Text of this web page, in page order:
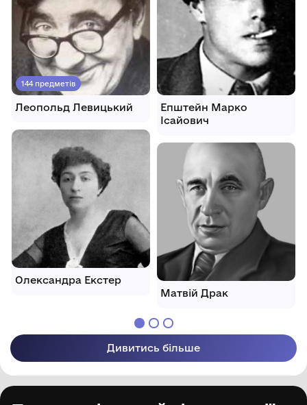
144 предметів
Леопольд Левицький
Олександра Екстер
Епштейн Марко
Ісайович
Матвій Драк
Дивитись більше